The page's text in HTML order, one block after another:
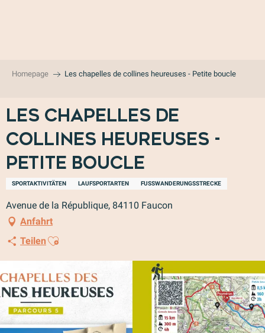
Homepage Les chapelles de collines heureuses - Petite boucle
Les chapelles de
collines heureuses -
Petite boucle
SPORTAKTIVITÄTEN LAUFSPORTARTEN FUSSWANDERUNGSSTRECKE
Avenue de la République, 84110 Faucon
Anfahrt
Teilen Ajouter aux favoris